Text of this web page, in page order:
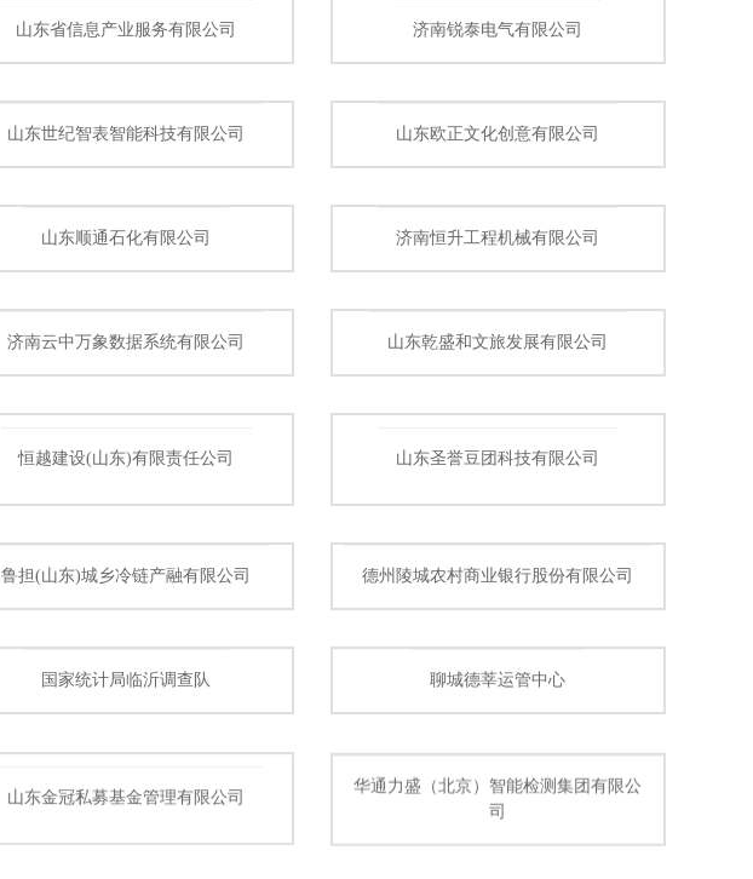
山东省信息产业服务有限公司 济南锐泰电气有限公司
山东世纪智表智能科技有限公司 山东欧正文化创意有限公司
山东顺通石化有限公司 济南恒升工程机械有限公司
济南云中万象数据系统有限公司 山东乾盛和文旅发展有限公司
恒越建设(山东)有限责任公司 山东圣誉豆团科技有限公司
鲁担(山东)城乡冷链产融有限公司 德州陵城农村商业银行股份有限公司
国家统计局临沂调查队 聊城德莘运管中心
山东金冠私募基金管理有限公司
华通力盛（北京）智能检测集团有限公
司